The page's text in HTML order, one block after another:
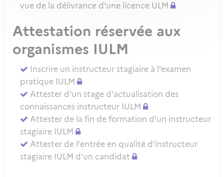
vue de la délivrance d'une licence ULM
Attestation réservée aux
organismes IULM
Inscrire un instructeur stagiaire à l'examen
pratique IULM
Attester d'un stage d'actualisation des
connaissances instructeur IULM
Attester de la fin de formation d'un instructeur
stagiaire IULM
Attester de l'entrée en qualité d’instructeur
stagiaire IULM d’un candidat